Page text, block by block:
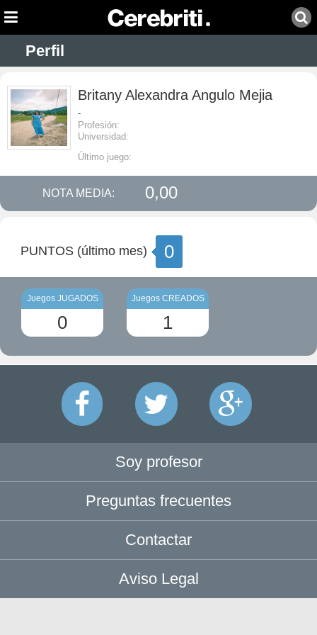
Perfil
Britany Alexandra Angulo Mejia
-
Profesión:
Universidad:
Último juego:
NOTA MEDIA: 0,00
PUNTOS (último mes) 0
Juegos JUGADOS
0
Juegos CREADOS
1
Soy profesor
Preguntas frecuentes
Contactar
Aviso Legal